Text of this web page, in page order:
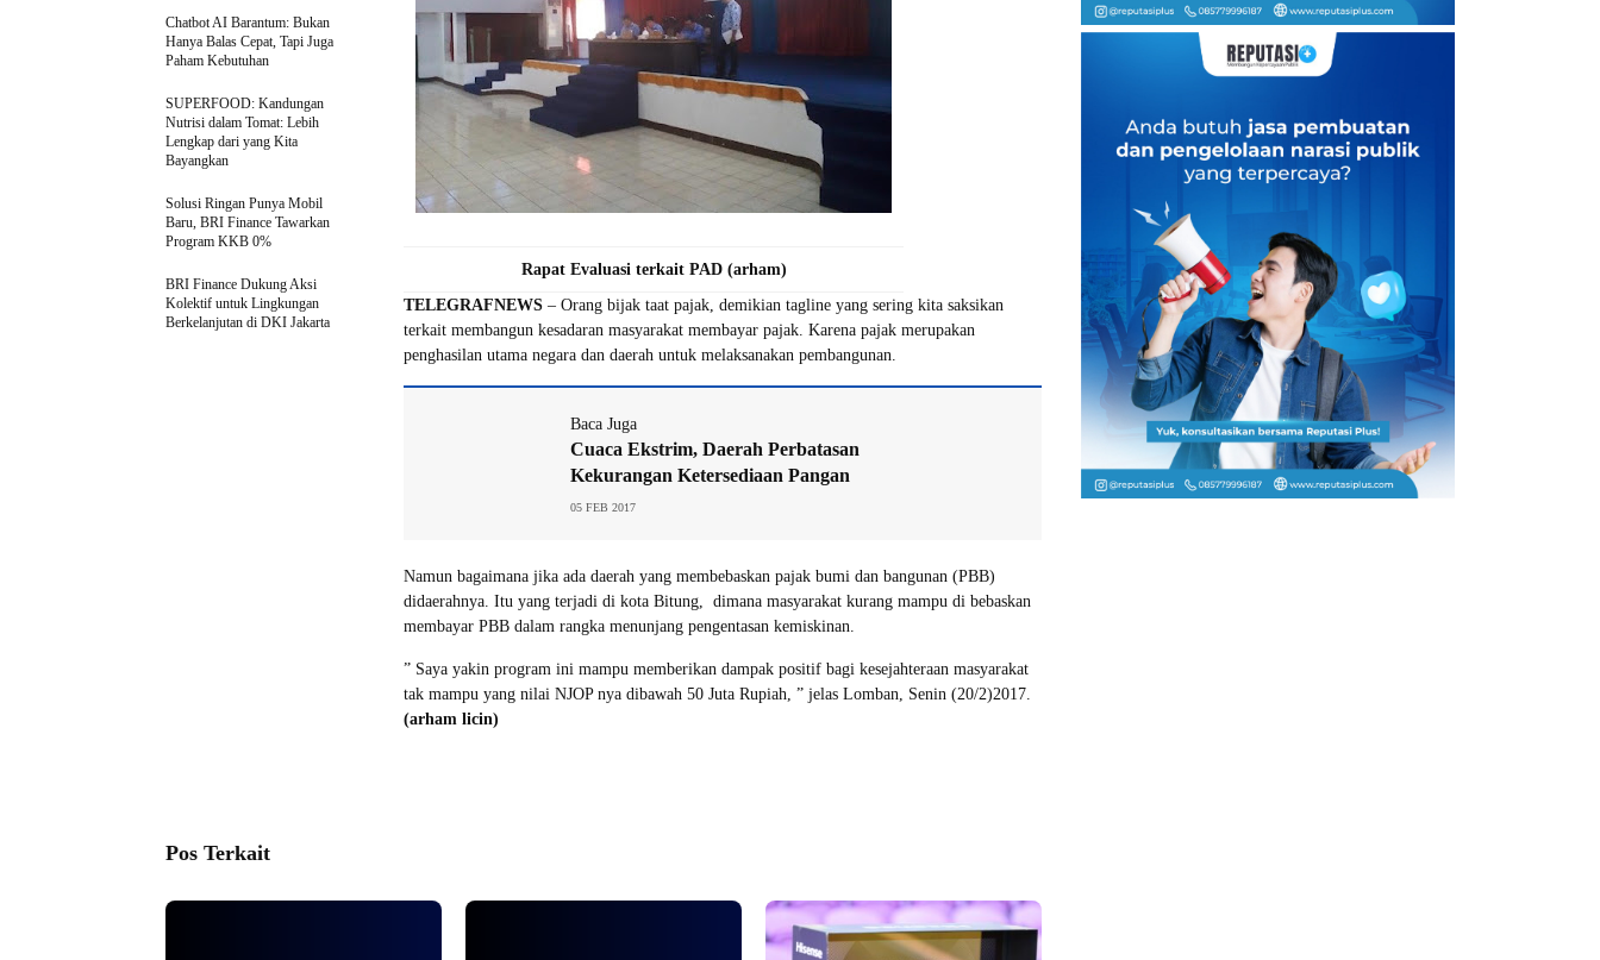
Rapat Evaluasi terkait PAD (arham)
TELEGRAFNEWS – Orang bijak taat pajak, demikian tagline yang sering kita saksikan
terkait membangun kesadaran masyarakat membayar pajak. Karena pajak merupakan
penghasilan utama negara dan daerah untuk melaksanakan pembangunan.
Baca Juga
Cuaca Ekstrim, Daerah Perbatasan
Kekurangan Ketersediaan Pangan
05 FEB 2017
Namun bagaimana jika ada daerah yang membebaskan pajak bumi dan bangunan (PBB)
didaerahnya. Itu yang terjadi di kota Bitung, dimana masyarakat kurang mampu di bebaskan
membayar PBB dalam rangka menunjang pengentasan kemiskinan.
” Saya yakin program ini mampu memberikan dampak positif bagi kesejahteraan masyarakat
tak mampu yang nilai NJOP nya dibawah 50 Juta Rupiah, ” jelas Lomban, Senin (20/2)2017.
(arham licin)
Chatbot AI Barantum: Bukan
Hanya Balas Cepat, Tapi Juga
Paham Kebutuhan
SUPERFOOD: Kandungan
Nutrisi dalam Tomat: Lebih
Lengkap dari yang Kita
Bayangkan
Solusi Ringan Punya Mobil
Baru, BRI Finance Tawarkan
Program KKB 0%
BRI Finance Dukung Aksi
Kolektif untuk Lingkungan
Berkelanjutan di DKI Jakarta
Pos Terkait